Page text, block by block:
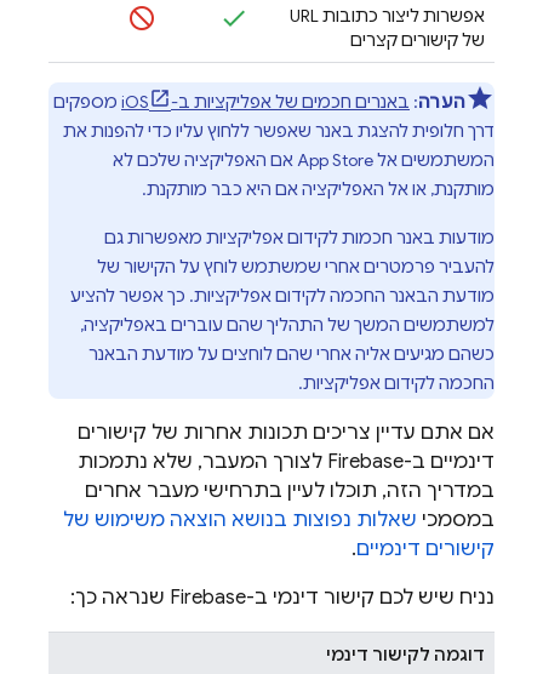
אפשרות ליצור כתובות URL
של קישורים קצרים
הערה: באנרים חכמים של אפליקציות ב-iOS
מספקים
דרך חלופית להצגת באנר שאפשר ללחוץ עליו כדי להפנות את
המשתמשים אל App Store אם האפליקציה שלכם לא
מותקנת, או אל האפליקציה אם היא כבר מותקנת.
מודעות באנר חכמות לקידום אפליקציות מאפשרות גם
להעביר פרמטרים אחרי שמשתמש לוחץ על הקישור של
מודעת הבאנר החכמה לקידום אפליקציות. כך אפשר להציע
למשתמשים המשך של התהליך שהם עוברים באפליקציה,
כשהם מגיעים אליה אחרי שהם לוחצים על מודעת הבאנר
החכמה לקידום אפליקציות.
אם אתם עדיין צריכים תכונות אחרות של קישורים
דינמיים ב-Firebase לצורך המעבר, שלא נתמכות
במדריך הזה, תוכלו לעיין בתרחישי מעבר אחרים
במסמכי שאלות נפוצות בנושא הוצאה משימוש של
קישורים דינמיים.
נניח שיש לכם קישור דינמי ב-Firebase שנראה כך:
דוגמה לקישור דינמי